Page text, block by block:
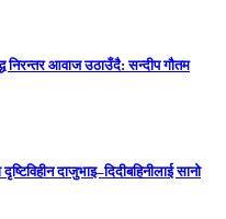
आवाज उठाउँदै: सन्दीप गौतम
दाजुभाइ–दिदीबहिनीलाई सानो